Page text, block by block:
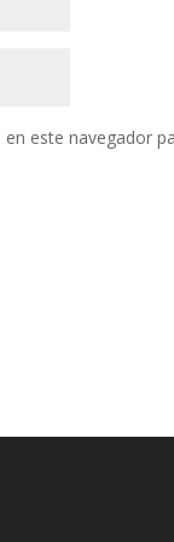
este navegador